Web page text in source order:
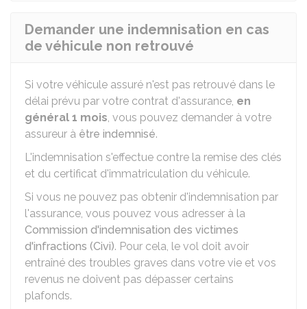
Demander une indemnisation en cas
de véhicule non retrouvé
Si votre véhicule assuré n'est pas retrouvé dans le
délai prévu par votre contrat d'assurance, en
général 1 mois, vous pouvez demander à votre
assureur à être indemnisé.
L'indemnisation s'effectue contre la remise des clés
et du certificat d'immatriculation du véhicule.
Si vous ne pouvez pas obtenir d'indemnisation par
l'assurance, vous pouvez vous adresser à la
Commission d'indemnisation des victimes
d'infractions (Civi). Pour cela, le vol doit avoir
entraîné des troubles graves dans votre vie et vos
revenus ne doivent pas dépasser certains
plafonds.